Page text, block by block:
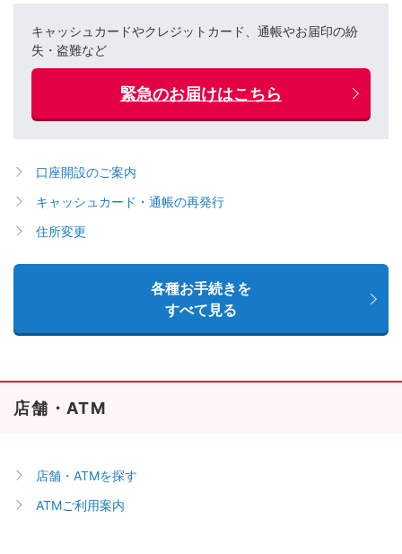
キャッシュカードやクレジットカード、通帳やお届印の紛
失・盗難など
緊急のお届けはこちら
口座開設のご案内
キャッシュカード・通帳の再発行
住所変更
各種お手続きを
すべて見る
店舗・ATM
店舗・ATMを探す
ATMご利用案内